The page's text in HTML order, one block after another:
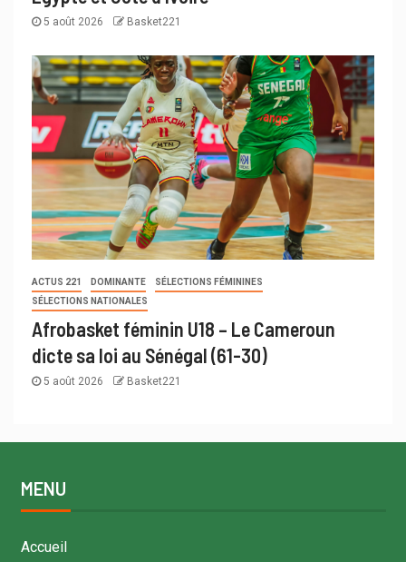
5 août 2026 Basket221
ACTUS 221 DOMINANTE
SÉLECTIONS FÉMININES
SÉLECTIONS NATIONALES
Afrobasket féminin U18 – Le Cameroun
dicte sa loi au Sénégal (61-30)
5 août 2026 Basket221
MENU
Accueil